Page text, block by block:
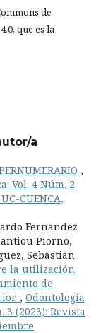
de
que es la
a
,
Vol. 4 Núm. 2
CUENCA,
Fernandez
Piorno,
Sebastian
la utilización
de
, Odontología
3 (2023): Revista